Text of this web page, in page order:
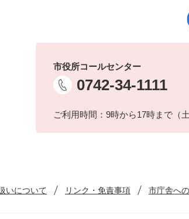
市役所コールセンター
0742-34-1111
ご利用時間：9時から17時まで（
いについて リンク・免責事項 市庁舎へ